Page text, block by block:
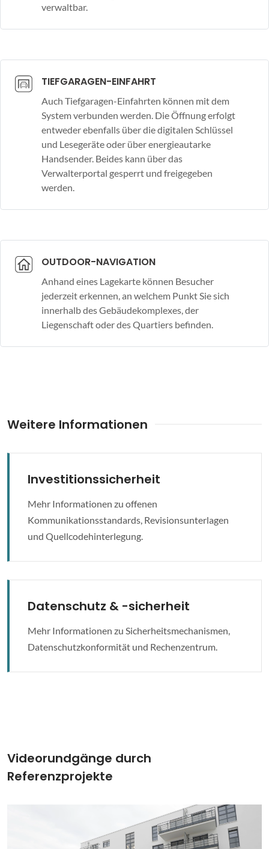
verwaltbar.
TIEFGARAGEN-EINFAHRT
Auch Tiefgaragen-Einfahrten können mit dem
System verbunden werden. Die Öffnung erfolgt
entweder ebenfalls über die digitalen Schlüssel
und Lesegeräte oder über energieautarke
Handsender. Beides kann über das
Verwalterportal gesperrt und freigegeben
werden.
OUTDOOR-NAVIGATION
Anhand eines Lagekarte können Besucher
jederzeit erkennen, an welchem Punkt Sie sich
innerhalb des Gebäudekomplexes, der
Liegenschaft oder des Quartiers befinden.
Weitere Informationen
Investitionssicherheit
Mehr Informationen zu offenen
Kommunikationsstandards, Revisionsunterlagen
und Quellcodehinterlegung.
Datenschutz & -sicherheit
Mehr Informationen zu Sicherheitsmechanismen,
Datenschutzkonformität und Rechenzentrum.
Videorundgänge durch
Referenzprojekte